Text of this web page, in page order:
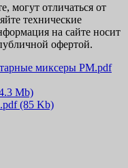
могут отличаться от
технические
на сайте носит
офертой.
миксеры PM.pdf
Mb)
(85 Kb)